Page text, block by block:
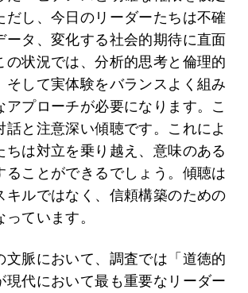
だし、今日のリーダーたちは不確
ータ、変化する社会的期待に直面
の状況では、分析的思考と倫理的
そして実体験をバランスよく組み
アプローチが必要になります。こ
話と注意深い傾聴です。これによ
ちは対立を乗り越え、意味のある
ることができるでしょう。傾聴は
キルではなく、信頼構築のための
ています。
文脈において、調査では「道徳的
現代において最も重要なリーダー